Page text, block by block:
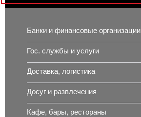
Банки и финансовые организации
Гос. службы и услуги
Доставка, логистика
Досуг и развлечения
Кафе, бары, рестораны